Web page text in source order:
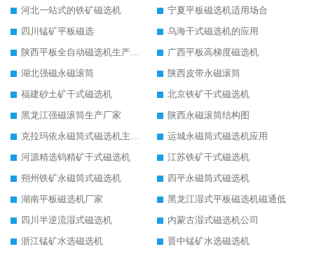
河北一站式的铁矿磁选机
宁夏平板磁选机适用场合
四川锰矿平板磁选
乌海干式磁选机的应用
陕西平板全自动磁选机生产厂家
广西平板高梯度磁选机
湖北强磁永磁滚筒
陕西皮带永磁滚筒
福建砂土矿干式磁选机
北京铁矿干式磁选机
黑龙江强磁滚筒生产厂家
陕西永磁滚筒结构图
克拉玛依永磁筒式磁选机主要技术参数
运城永磁筒式磁选机应用
河源精选钨精矿干式磁选机
江苏铁矿干式磁选机
朔州铁矿永磁筒式磁选机
四平永磁筒式磁选机
湖南平板磁选机厂家
黑龙江湿式平板磁选机磁通低
四川半逆流湿式磁选机
内蒙古湿式磁选机公司
浙江锰矿水选磁选机
晋中锰矿水选磁选机